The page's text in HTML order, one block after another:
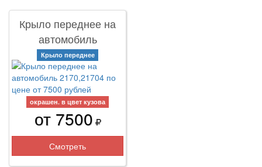
Крыло переднее на
автомобиль
2170,21704
Крыло переднее
окрашен. в цвет кузова
от 7500
Смотреть